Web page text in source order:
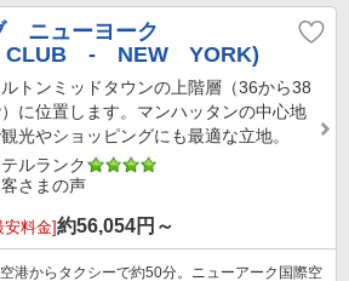
ニューヨーク
CLUB - NEW YORK)
ルトンミッドタウンの上階層（36から38
に位置します。マンハッタンの中心地
光やショッピングにも最適な立地。
ルランク
さまの声
安料金]約56,054円～
港からタクシーで約50分。ニューアーク国際空